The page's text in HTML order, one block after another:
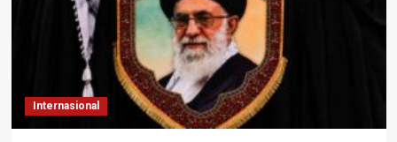
18
AS
di
Pangkalan
Azraq
Yordania
Internasional